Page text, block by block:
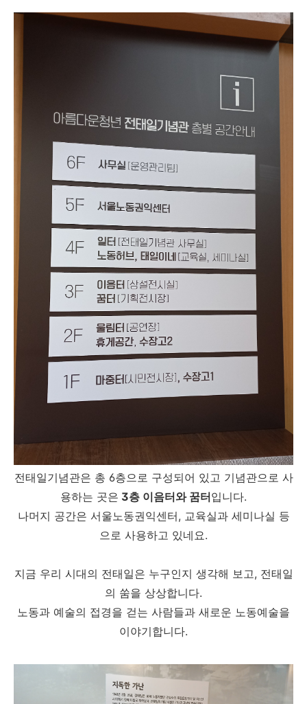
전태일기념관은 총 6층으로 구성되어 있고 기념관으로 사
용하는 곳은 3층 이음터와 꿈터입니다.
나머지 공간은 서울노동권익센터, 교육실과 세미나실 등
으로 사용하고 있네요.
지금 우리 시대의 전태일은 누구인지 생각해 보고, 전태일
의 쑴을 상상합니다.
노동과 예술의 접경을 걷는 사람들과 새로운 노동예술을
이야기합니다.